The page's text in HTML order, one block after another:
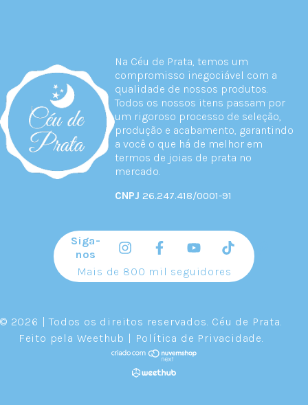
Na Céu de Prata, temos um
compromisso inegociável com a
qualidade de nossos produtos.
Todos os nossos itens passam por
um rigoroso processo de seleção,
produção e acabamento, garantindo
a você o que há de melhor em
termos de joias de prata no
mercado.
CNPJ 26.247.418/0001-91
Siga-
nos
Mais de 800 mil seguidores
© 2026 | Todos os direitos reservados. Céu de Prata.
Feito pela Weethub | Política de Privacidade.